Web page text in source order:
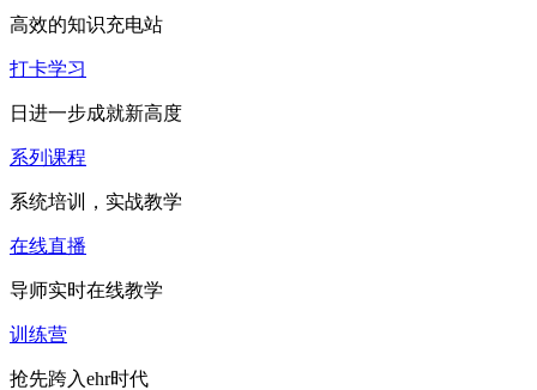
高效的知识充电站
打卡学习
日进一步成就新高度
系列课程
系统培训，实战教学
在线直播
导师实时在线教学
训练营
抢先跨入ehr时代